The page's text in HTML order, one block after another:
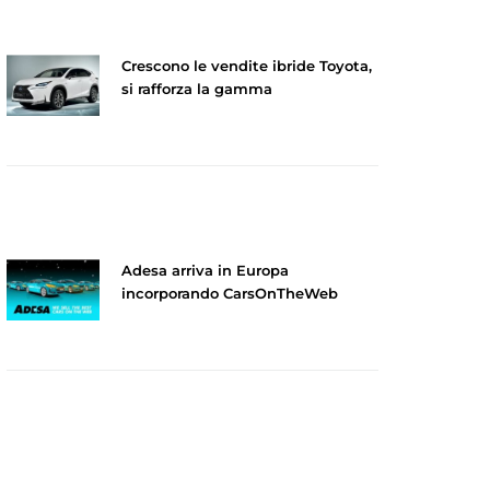
Crescono le vendite ibride Toyota,
si rafforza la gamma
Adesa arriva in Europa
incorporando CarsOnTheWeb